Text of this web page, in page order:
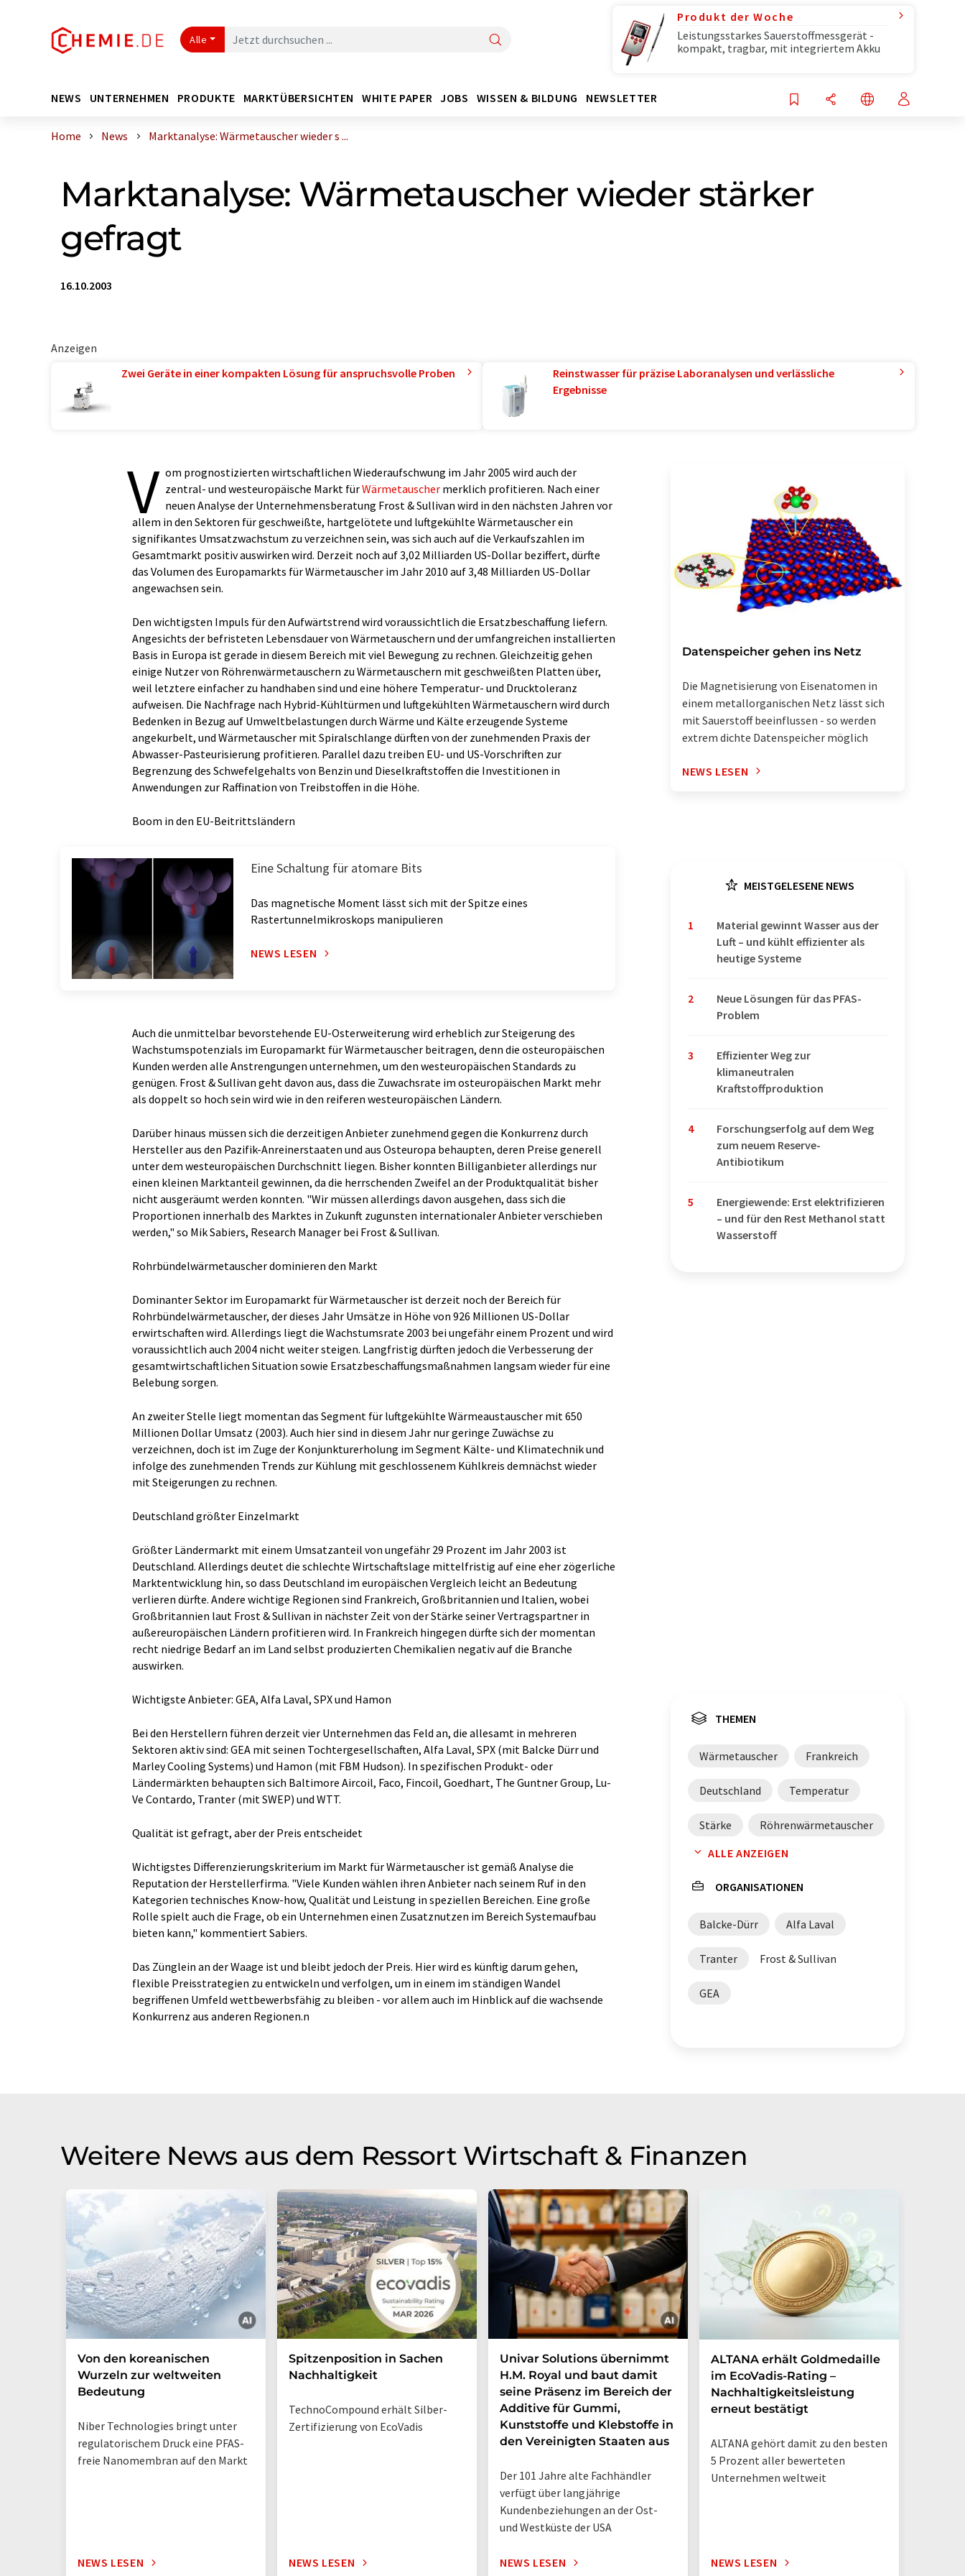
Alle
Produkt der Woche
Leistungsstarkes Sauerstoffmessgerät -
kompakt, tragbar, mit integriertem Akku
NEWS UNTERNEHMEN PRODUKTE MARKTÜBERSICHTEN WHITE PAPER JOBS WISSEN & BILDUNG NEWSLETTER
Home News Marktanalyse: Wärmetauscher wieder s ...
Marktanalyse: Wärmetauscher wieder stärker
gefragt
16.10.2003
Anzeigen
Zwei Geräte in einer kompakten Lösung für anspruchsvolle Proben
Reinstwasser für präzise Laboranalysen und verlässliche
Ergebnisse
V om prognostizierten wirtschaftlichen Wiederaufschwung im Jahr 2005 wird auch der
zentral- und westeuropäische Markt fürWärmetauscher merklich profitieren. Nach einer
neuen Analyse der Unternehmensberatung Frost & Sullivan wird in den nächsten Jahren vor
allem in den Sektoren für geschweißte, hartgelötete und luftgekühlte Wärmetauscher ein
signifikantes Umsatzwachstum zu verzeichnen sein, was sich auch auf die Verkaufszahlen im
Gesamtmarkt positiv auswirken wird. Derzeit noch auf 3,02 Milliarden US-Dollar beziffert, dürfte
das Volumen des Europamarkts für Wärmetauscher im Jahr 2010 auf 3,48 Milliarden US-Dollar
angewachsen sein.
Den wichtigsten Impuls für den Aufwärtstrend wird voraussichtlich die Ersatzbeschaffung liefern.
Angesichts der befristeten Lebensdauer von Wärmetauschern und der umfangreichen installierten
Basis in Europa ist gerade in diesem Bereich mit viel Bewegung zu rechnen. Gleichzeitig gehen
einige Nutzer von Röhrenwärmetauschern zu Wärmetauschern mit geschweißten Platten über,
weil letztere einfacher zu handhaben sind und eine höhere Temperatur- und Drucktoleranz
aufweisen. Die Nachfrage nach Hybrid-Kühltürmen und luftgekühlten Wärmetauschern wird durch
Bedenken in Bezug auf Umweltbelastungen durch Wärme und Kälte erzeugende Systeme
angekurbelt, und Wärmetauscher mit Spiralschlange dürften von der zunehmenden Praxis der
Abwasser-Pasteurisierung profitieren. Parallel dazu treiben EU- und US-Vorschriften zur
Begrenzung des Schwefelgehalts von Benzin und Dieselkraftstoffen die Investitionen in
Anwendungen zur Raffination von Treibstoffen in die Höhe.
Boom in den EU-Beitrittsländern
Eine Schaltung für atomare Bits
Das magnetische Moment lässt sich mit der Spitze eines
Rastertunnelmikroskops manipulieren
NEWS LESEN
Auch die unmittelbar bevorstehende EU-Osterweiterung wird erheblich zur Steigerung des
Wachstumspotenzials im Europamarkt für Wärmetauscher beitragen, denn die osteuropäischen
Kunden werden alle Anstrengungen unternehmen, um den westeuropäischen Standards zu
genügen. Frost & Sullivan geht davon aus, dass die Zuwachsrate im osteuropäischen Markt mehr
als doppelt so hoch sein wird wie in den reiferen westeuropäischen Ländern.
Darüber hinaus müssen sich die derzeitigen Anbieter zunehmend gegen die Konkurrenz durch
Hersteller aus den Pazifik-Anreinerstaaten und aus Osteuropa behaupten, deren Preise generell
unter dem westeuropäischen Durchschnitt liegen. Bisher konnten Billiganbieter allerdings nur
einen kleinen Marktanteil gewinnen, da die herrschenden Zweifel an der Produktqualität bisher
nicht ausgeräumt werden konnten. "Wir müssen allerdings davon ausgehen, dass sich die
Proportionen innerhalb des Marktes in Zukunft zugunsten internationaler Anbieter verschieben
werden," so Mik Sabiers, Research Manager bei Frost & Sullivan.
Rohrbündelwärmetauscher dominieren den Markt
Dominanter Sektor im Europamarkt für Wärmetauscher ist derzeit noch der Bereich für
Rohrbündelwärmetauscher, der dieses Jahr Umsätze in Höhe von 926 Millionen US-Dollar
erwirtschaften wird. Allerdings liegt die Wachstumsrate 2003 bei ungefähr einem Prozent und wird
voraussichtlich auch 2004 nicht weiter steigen. Langfristig dürften jedoch die Verbesserung der
gesamtwirtschaftlichen Situation sowie Ersatzbeschaffungsmaßnahmen langsam wieder für eine
Belebung sorgen.
An zweiter Stelle liegt momentan das Segment für luftgekühlte Wärmeaustauscher mit 650
Millionen Dollar Umsatz (2003). Auch hier sind in diesem Jahr nur geringe Zuwächse zu
verzeichnen, doch ist im Zuge der Konjunkturerholung im Segment Kälte- und Klimatechnik und
infolge des zunehmenden Trends zur Kühlung mit geschlossenem Kühlkreis demnächst wieder
mit Steigerungen zu rechnen.
Deutschland größter Einzelmarkt
Größter Ländermarkt mit einem Umsatzanteil von ungefähr 29 Prozent im Jahr 2003 ist
Deutschland. Allerdings deutet die schlechte Wirtschaftslage mittelfristig auf eine eher zögerliche
Marktentwicklung hin, so dass Deutschland im europäischen Vergleich leicht an Bedeutung
verlieren dürfte. Andere wichtige Regionen sind Frankreich, Großbritannien und Italien, wobei
Großbritannien laut Frost & Sullivan in nächster Zeit von der Stärke seiner Vertragspartner in
außereuropäischen Ländern profitieren wird. In Frankreich hingegen dürfte sich der momentan
recht niedrige Bedarf an im Land selbst produzierten Chemikalien negativ auf die Branche
auswirken.
Wichtigste Anbieter: GEA, Alfa Laval, SPX und Hamon
Bei den Herstellern führen derzeit vier Unternehmen das Feld an, die allesamt in mehreren
Sektoren aktiv sind: GEA mit seinen Tochtergesellschaften, Alfa Laval, SPX (mit Balcke Dürr und
Marley Cooling Systems) und Hamon (mit FBM Hudson). In spezifischen Produkt- oder
Ländermärkten behaupten sich Baltimore Aircoil, Faco, Fincoil, Goedhart, The Guntner Group, Lu-
Ve Contardo, Tranter (mit SWEP) und WTT.
Qualität ist gefragt, aber der Preis entscheidet
Wichtigstes Differenzierungskriterium im Markt für Wärmetauscher ist gemäß Analyse die
Reputation der Herstellerfirma. "Viele Kunden wählen ihren Anbieter nach seinem Ruf in den
Kategorien technisches Know-how, Qualität und Leistung in speziellen Bereichen. Eine große
Rolle spielt auch die Frage, ob ein Unternehmen einen Zusatznutzen im Bereich Systemaufbau
bieten kann," kommentiert Sabiers.
Das Zünglein an der Waage ist und bleibt jedoch der Preis. Hier wird es künftig darum gehen,
flexible Preisstrategien zu entwickeln und verfolgen, um in einem im ständigen Wandel
begriffenen Umfeld wettbewerbsfähig zu bleiben - vor allem auch im Hinblick auf die wachsende
Konkurrenz aus anderen Regionen.n
Datenspeicher gehen ins Netz
Die Magnetisierung von Eisenatomen in
einem metallorganischen Netz lässt sich
mit Sauerstoff beeinflussen - so werden
extrem dichte Datenspeicher möglich
NEWS LESEN
MEISTGELESENE NEWS
1
Material gewinnt Wasser aus der
Luft – und kühlt effizienter als
heutige Systeme
2
Neue Lösungen für das PFAS-
Problem
3
Effizienter Weg zur
klimaneutralen
Kraftstoffproduktion
4
Forschungserfolg auf dem Weg
zum neuem Reserve-
Antibiotikum
5
Energiewende: Erst elektrifizieren
– und für den Rest Methanol statt
Wasserstoff
THEMEN
Wärmetauscher Frankreich
Deutschland Temperatur
Stärke Röhrenwärmetauscher
Italien Investitionen
Chemikalien
ALLE ANZEIGEN
ORGANISATIONEN
Balcke-Dürr Alfa Laval
Tranter Frost & Sullivan
GEA
Weitere News aus dem Ressort Wirtschaft & Finanzen
Von den koreanischen
Wurzeln zur weltweiten
Bedeutung
Niber Technologies bringt unter
regulatorischem Druck eine PFAS-
freie Nanomembran auf den Markt
NEWS LESEN
Spitzenposition in Sachen
Nachhaltigkeit
TechnoCompound erhält Silber-
Zertifizierung von EcoVadis
NEWS LESEN
Univar Solutions übernimmt
H.M. Royal und baut damit
seine Präsenz im Bereich der
Additive für Gummi,
Kunststoffe und Klebstoffe in
den Vereinigten Staaten aus
Der 101 Jahre alte Fachhändler
verfügt über langjährige
Kundenbeziehungen an der Ost-
und Westküste der USA
NEWS LESEN
ALTANA erhält Goldmedaille
im EcoVadis-Rating –
Nachhaltigkeitsleistung
erneut bestätigt
ALTANA gehört damit zu den besten
5 Prozent aller bewerteten
Unternehmen weltweit
NEWS LESEN